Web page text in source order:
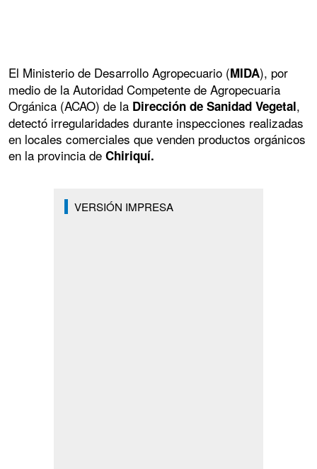
El Ministerio de Desarrollo Agropecuario (MIDA), por
medio de la Autoridad Competente de Agropecuaria
Orgánica (ACAO) de la Dirección de Sanidad Vegetal,
detectó irregularidades durante inspecciones realizadas
en locales comerciales que venden productos orgánicos
en la provincia de Chiriquí.
VERSIÓN IMPRESA